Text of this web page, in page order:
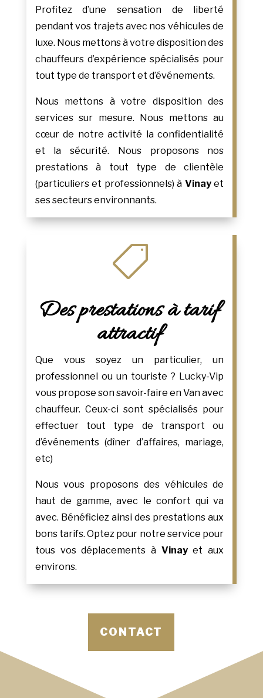
Profitez d’une sensation de liberté
pendant vos trajets avec nos véhicules de
luxe. Nous mettons à votre disposition des
chauffeurs d’expérience spécialisés pour
tout type de transport et d’événements.
Nous mettons à votre disposition des
services sur mesure. Nous mettons au
cœur de notre activité la confidentialité
et la sécurité. Nous proposons nos
prestations à tout type de clientèle
(particuliers et professionnels) à Vinayet
ses secteurs environnants.

Des prestations à tarif
attractif
Que vous soyez un particulier, un
professionnel ou un touriste ? Lucky-Vip
vous propose son savoir-faire en Van avec
chauffeur. Ceux-ci sont spécialisés pour
effectuer tout type de transport ou
d’événements (dîner d’affaires, mariage,
etc)
Nous vous proposons des véhicules de
haut de gamme, avec le confort qui va
avec. Bénéficiez ainsi des prestations aux
bons tarifs. Optez pour notre service pour
tous vos déplacements à Vinayet aux
environs.
CONTACT